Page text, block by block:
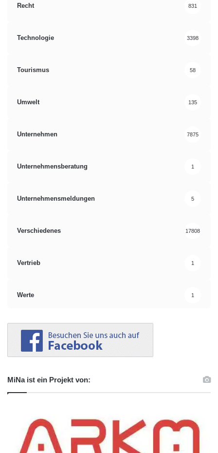
Recht 831
Technologie 3398
Tourismus 58
Umwelt 135
Unternehmen 7875
Unternehmensberatung 1
Unternehmensmeldungen 5
Verschiedenes 17808
Vertrieb 1
Werte 1
MiNa ist ein Projekt von: